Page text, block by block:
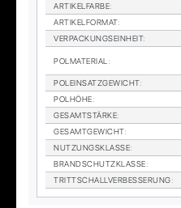
AR­TI­KEL­FAR­BE:
AR­TI­KEL­FOR­MAT:
VER­PA­CKUNGS­EIN­HEIT:
POL­MA­TE­RI­AL :
POL­EIN­SATZ­GE­WICHT:
POL­HÖ­HE:
GE­SAMT­STÄR­KE:
GE­SAMT­GE­WICHT:
NUT­ZUNGS­KLAS­SE:
BRAND­SCHUTZ­KLAS­SE:
TRITT­SCHALL­VER­BES­SE­RUNG: